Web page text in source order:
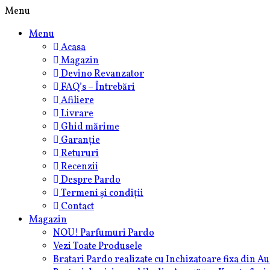
Skip
content
Menu
Menu
Acasa
Magazin
Devino Revanzator
FAQ’s – Întrebări
Afiliere
Livrare
Ghid mărime
Garanție
Retururi
Recenzii
Despre Pardo
Termeni și condiții
Contact
Magazin
NOU! Parfumuri Pardo
Vezi Toate Produsele
Bratari Pardo realizate cu Inchizatoare fixa din